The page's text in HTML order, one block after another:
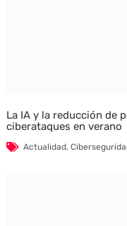
La IA y la reducción de
ciberataques en verano
Actualidad,